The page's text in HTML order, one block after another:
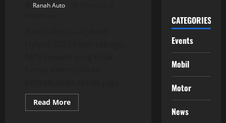
Ranah Auto
Read MoreRead
more
CATEGORIES
Events
Mobil
Motor
News